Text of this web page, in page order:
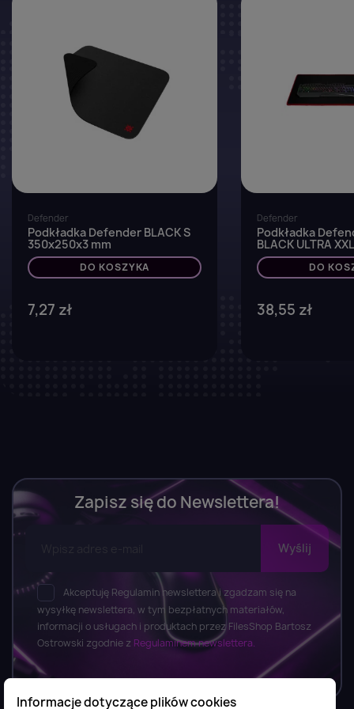
Defender
Podkładka Defender BLACK S
350x250x3 mm
DO KOSZYKA
7,27 zł
Defender
Podkładka
BLACK ULTRA XXL
900x450x3mm +
DO
38,55 zł
Zapisz się do Newslettera!
Akceptuję Regulamin newslettera i zgadzam się na
wysyłkę newslettera, w tym bezpłatnych materiałów,
informacji o usługach i produktach przez FilesShop Bartosz
Ostrowski zgodnie z Regulaminem newslettera.
Informacje dotyczące plików cookies